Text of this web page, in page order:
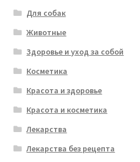
Для собак
Животные
Здоровье и уход за собой
Косметика
Красота и здоровье
Красота и косметика
Лекарства
Лекарства без рецепта